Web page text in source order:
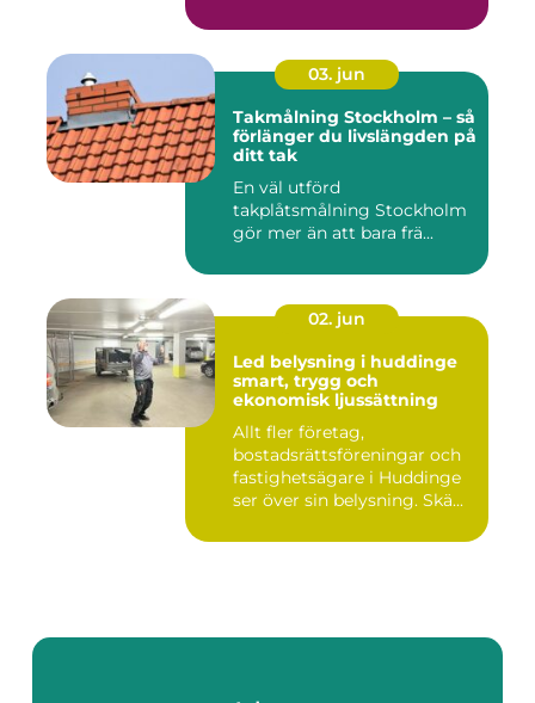
03. jun
Takmålning Stockholm – så
förlänger du livslängden på
ditt tak
En väl utförd
takplåtsmålning Stockholm
gör mer än att bara frä...
02. jun
Led belysning i huddinge
smart, trygg och
ekonomisk ljussättning
Allt fler företag,
bostadsrättsföreningar och
fastighetsägare i Huddinge
ser över sin belysning. Skä...